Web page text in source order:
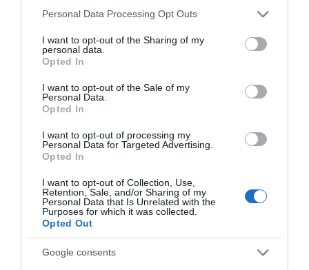
Please note that this website/app uses one or more Google
not limited to your visit or usage behaviour. You may click to
grant or deny consent to Google and its third-party tags to
use your data for below specified purposes in below Google
consent section.
Personal Data Processing Opt Outs
I want to opt-out of the Sharing of my
personal data.
Opted In
I want to opt-out of the Sale of my
Personal Data.
Opted In
I want to opt-out of processing my
Personal Data for Targeted Advertising.
Opted In
I want to opt-out of Collection, Use,
Retention, Sale, and/or Sharing of my
Personal Data that Is Unrelated with the
Purposes for which it was collected.
Opted Out
Google consents
Ακολούθησε το debater.gr στο
και μάθετε πρώτοι όλες τις ειδήσεις
Share
ΑΝΔΡΕΑΣ ΦΟΥΣΤΑΝΟΣ ΒΡΑΔΙΝΗ ΕΞΟΔΟΣ